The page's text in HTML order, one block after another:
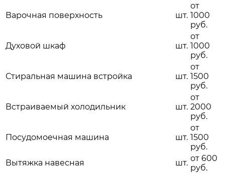
Варочная поверхность шт.
от
1000
руб.
Духовой шкаф шт.
от
1000
руб.
Стиральная машина встройка шт.
от
1500
руб.
Встраиваемый холодильник шт.
от
2000
руб.
Посудомоечная машина шт.
от
1500
руб.
Вытяжка навесная
шт. от 600
руб.